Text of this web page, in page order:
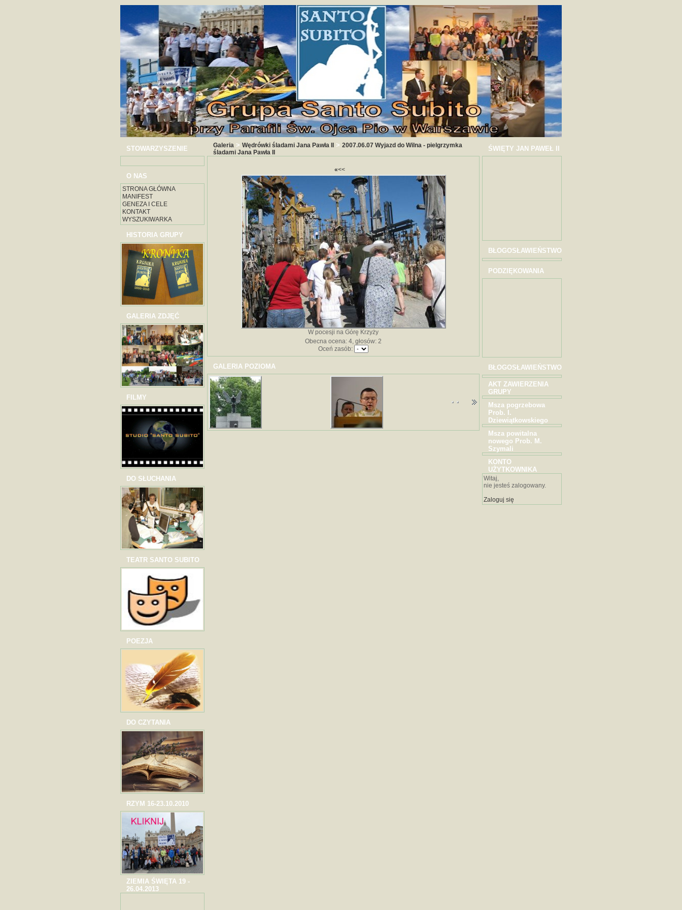
STOWARZYSZENIE
O NAS
STRONA GŁÓWNA
MANIFEST
GENEZA I CELE
KONTAKT
WYSZUKIWARKA
HISTORIA GRUPY
GALERIA ZDJĘĆ
FILMY
DO SŁUCHANIA
TEATR SANTO SUBITO
POEZJA
DO CZYTANIA
RZYM 16-23.10.2010
ZIEMIA ŚWIĘTA 19 -
26.04.2013
Galeria > Wędrówki śladami Jana Pawła II > 2007.06.07 Wyjazd do Wilna - pielgrzymka
śladami Jana Pawła II
«<<
W pocesji na Górę Krzyży
Obecna ocena: 4, głosów: 2
Oceń zasób:
GALERIA POZIOMA
ŚWIĘTY JAN PAWEŁ II
BŁOGOSŁAWIEŃSTWO
PODZIĘKOWANIA
BŁOGOSŁAWIEŃSTWO
AKT ZAWIERZENIA
GRUPY
Msza pogrzebowa
Prob. I.
Dziewiątkowskiego
Msza powitalna
nowego Prob. M.
Szymali
KONTO
UŻYTKOWNIKA
Witaj,
nie jesteś zalogowany.
Zaloguj się